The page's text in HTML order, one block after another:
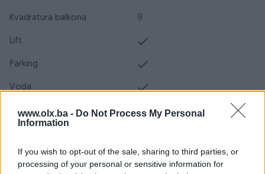
www.olx.ba - Do Not Process My Personal
Information
If you wish to opt-out of the sale, sharing to third parties, or
processing of your personal or sensitive information for
Kvadratura balkona 9
Lift
Parking
Voda
Struja
Blindirana vrata